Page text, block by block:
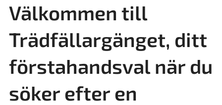
Välkommen till
Trädfällargänget, ditt
förstahandsval när du
söker efter en